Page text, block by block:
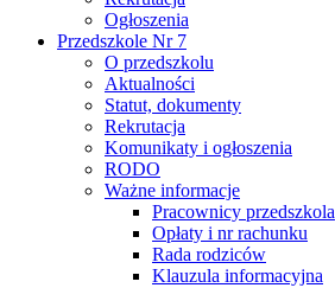
Ogłoszenia
Przedszkole Nr 7
O przedszkolu
Aktualności
Statut, dokumenty
Rekrutacja
Komunikaty i ogłoszenia
RODO
Ważne informacje
Pracownicy przedszkola
Opłaty i nr rachunku
Rada rodziców
Klauzula informacyjna